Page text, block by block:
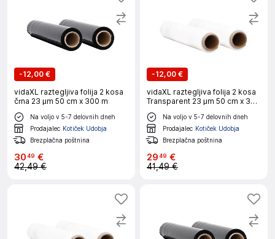
-12,00 €
vidaXL raztegljiva folija 2 kosa
črna 23 μm 50 cm x 300 m
Na voljo v 5-7 delovnih dneh
Prodajalec Kotiček Udobja
Brezplačna poštnina
3049 €
42,49 €
-12,00 €
vidaXL raztegljiva folija 2 kosa
Transparent 23 μm 50 cm x 300
m
Na voljo v 5-7 delovnih dneh
Prodajalec Kotiček Udobja
Brezplačna poštnina
2949 €
41,49 €